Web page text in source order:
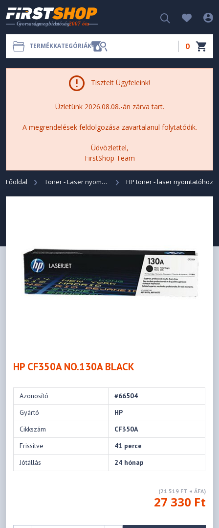
TERMÉKKATEGÓRIÁK 0
Tisztelt Ügyfeleink!
Üzletünk 2026.08.08.-án zárva tart.
A megrendelések feldolgozása zavartalanul folytatódik.
Üdvözlettel,
FirstShop Team
Főoldal Toner - Laser nyomtatóhoz HP toner - laser nyomtatóhoz
HP CF350A NO.130A BLACK
Azonosító
#66504
Gyártó
HP
Cikkszám
CF350A
Frissítve
41 perce
Jótállás
24 hónap
(21 519 FT + ÁFA)
27 330 Ft